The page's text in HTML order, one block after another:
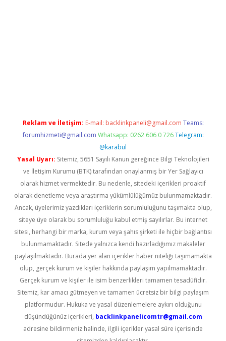
Reklam ve İletişim: E-mail: backlinkpaneli@gmail.com Teams:
forumhizmeti@gmail.com Whatsapp: 0262 606 0 726 Telegram:
@karabul
Yasal Uyarı: Sitemiz, 5651 Sayılı Kanun gereğince Bilgi Teknolojileri
ve İletişim Kurumu (BTK) tarafından onaylanmış bir Yer Sağlayıcı
olarak hizmet vermektedir. Bu nedenle, sitedeki içerikleri proaktif
olarak denetleme veya araştırma yükümlülüğümüz bulunmamaktadır.
Ancak, üyelerimiz yazdıkları içeriklerin sorumluluğunu taşımakta olup,
siteye üye olarak bu sorumluluğu kabul etmiş sayılırlar. Bu internet
sitesi, herhangi bir marka, kurum veya şahıs şirketi ile hiçbir bağlantısı
bulunmamaktadır. Sitede yalnızca kendi hazırladığımız makaleler
paylaşılmaktadır. Burada yer alan içerikler haber niteliği taşımamakta
olup, gerçek kurum ve kişiler hakkında paylaşım yapılmamaktadır.
Gerçek kurum ve kişiler ile isim benzerlikleri tamamen tesadüfidir.
Sitemiz, kar amacı gütmeyen ve tamamen ücretsiz bir bilgi paylaşım
platformudur. Hukuka ve yasal düzenlemelere aykırı olduğunu
düşündüğünüz içerikleri, backlinkpanelicomtr@gmail.com
adresine bildirmeniz halinde, ilgili içerikler yasal süre içerisinde